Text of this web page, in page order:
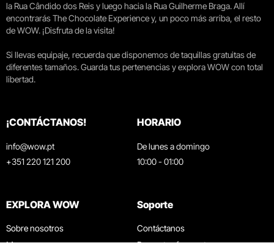
la Rua Cândido dos Reis y luego hacia la Rua Guilherme Braga. Allí
encontrarás The Chocolate Experience y, un poco más arriba, el resto
de WOW. ¡Disfruta de la visita!
Si llevas equipaje, recuerda que disponemos de taquillas gratuitas de
diferentes tamaños. Guarda tus pertenencias y explora WOW con total
libertad.
¡CONTÁCTANOS!
info@wow.pt
+351 220 121 200
HORARIO
De lunes a domingo
10:00 - 01:00
EXPLORA WOW
Sobre nosotros
Soporte
Contáctanos